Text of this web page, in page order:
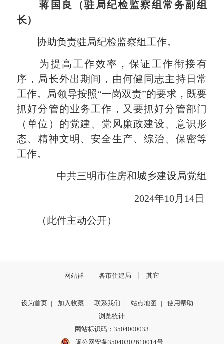
蒋国良（驻局纪检监察组常务副组
长）
协助负责驻局纪检监察组工作。
为提高工作效率，保证工作衔接有
序，局长外出期间，由何健同志主持日常
工作。局领导按照“一岗双责”的要求，既要
抓好分管的业务工作，又要抓好分管部门
（单位）的党建、党风廉政建设、意识形
态、精神文明、安全生产、综治、保密等
工作。
中共三明市住房和城乡建设局党组
2024年10月14日
（此件主动公开）
网站群 各市住建局 其它
设为首页 | 加入收藏 | 联系我们 | 站点地图 | 使用帮助
|
浏览统计
网站标识码：3504000033
闽公网安备35040302610014号